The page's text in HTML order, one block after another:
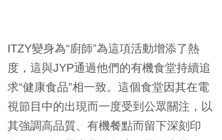
ITZY變身為“廚師”為這項活動增添了熱
度，這與JYP通過他們的有機食堂持續追
求“健康食品”相一致。這個食堂因其在電
視節目中的出現而一度受到公眾關注，以
其強調高品質、有機餐點而留下深刻印